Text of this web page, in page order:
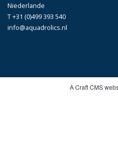
Niederlande
T +31 (0)499 393 540
info@aquadrolics.nl
A Craft CMS